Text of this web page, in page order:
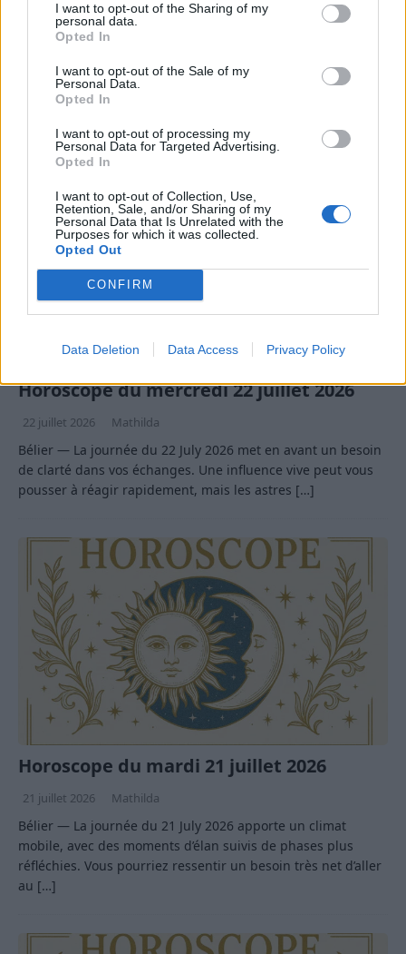
I want to opt-out of the Sharing of my
personal data.
Opted In
I want to opt-out of the Sale of my
Personal Data.
Opted In
I want to opt-out of processing my
Personal Data for Targeted Advertising.
Opted In
I want to opt-out of Collection, Use,
Retention, Sale, and/or Sharing of my
Personal Data that Is Unrelated with the
Purposes for which it was collected.
Opted Out
CONFIRM
Data Deletion Data Access Privacy Policy
23 juillet 2026 Mathilda
de clarté dans vos échanges. Une influence dynamique
favorise les décisions rapides, mais elle demande aussi de
Horoscope du mercredi 22 juillet 2026
22 juillet 2026 Mathilda
Bélier — La journée du 22 July 2026 met en avant un besoin
de clarté dans vos échanges. Une influence vive peut vous
pousser à réagir rapidement, mais les astres […]
Horoscope du mardi 21 juillet 2026
21 juillet 2026 Mathilda
Bélier — La journée du 21 July 2026 apporte un climat
mobile, avec des moments d’élan suivis de phases plus
réfléchies. Vous pourriez ressentir un besoin très net d’aller
au […]